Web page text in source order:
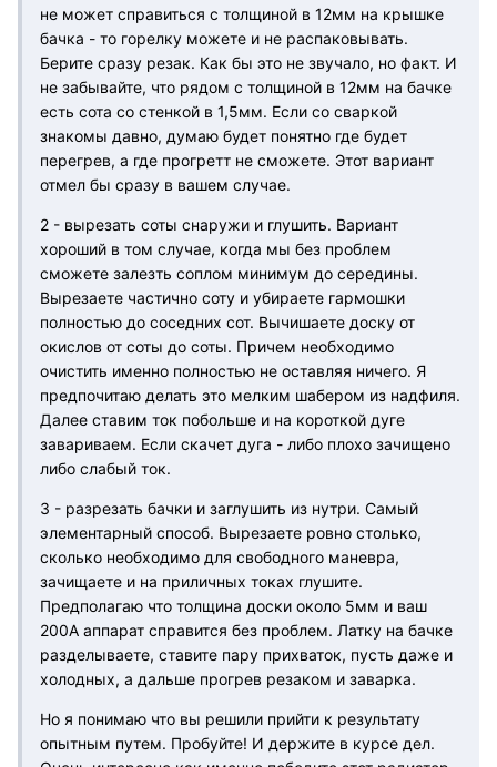
не может справиться с толщиной в 12мм на крышке
бачка - то горелку можете и не распаковывать.
Берите сразу резак. Как бы это не звучало, но факт. И
не забывайте, что рядом с толщиной в 12мм на бачке
есть сота со стенкой в 1,5мм. Если со сваркой
знакомы давно, думаю будет понятно где будет
перегрев, а где прогретт не сможете. Этот вариант
отмел бы сразу в вашем случае.
2 - вырезать соты снаружи и глушить. Вариант
хороший в том случае, когда мы без проблем
сможете залезть соплом минимум до середины.
Вырезаете частично соту и убираете гармошки
полностью до соседних сот. Вычишаете доску от
окислов от соты до соты. Причем необходимо
очистить именно полностью не оставляя ничего. Я
предпочитаю делать это мелким шабером из надфиля.
Далее ставим ток побольше и на короткой дуге
завариваем. Если скачет дуга - либо плохо зачищено
либо слабый ток.
3 - разрезать бачки и заглушить из нутри. Самый
элементарный способ. Вырезаете ровно столько,
сколько необходимо для свободного маневра,
зачищаете и на приличных токах глушите.
Предполагаю что толщина доски около 5мм и ваш
200А аппарат справится без проблем. Латку на бачке
разделываете, ставите пару прихваток, пусть даже и
холодных, а дальше прогрев резаком и заварка.
Но я понимаю что вы решили прийти к результату
опытным путем. Пробуйте! И держите в курсе дел.